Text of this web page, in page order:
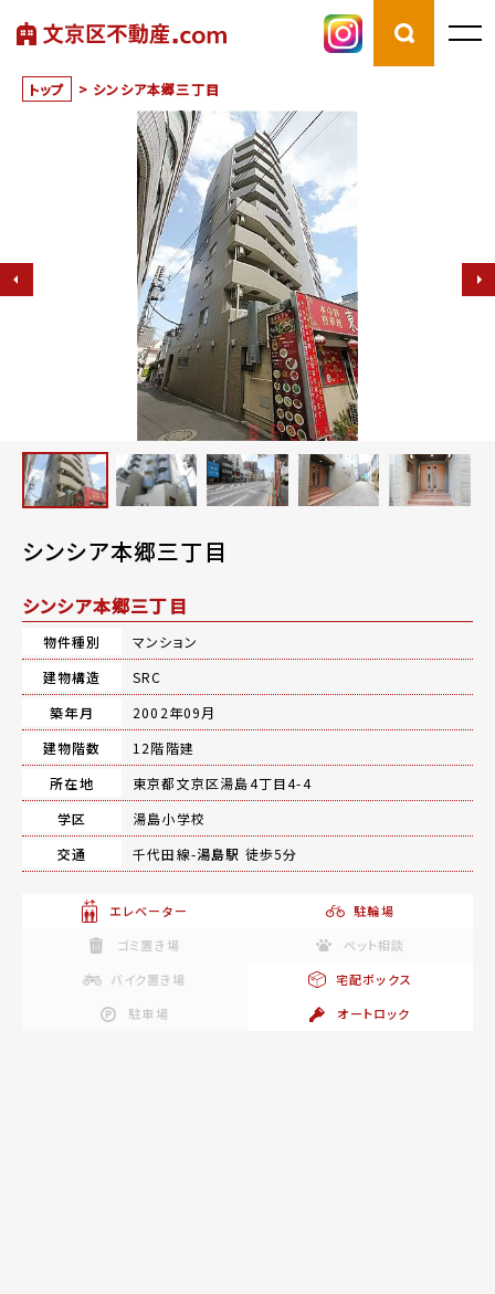
トップ > シンシア本郷三丁目
シンシア本郷三丁目
シンシア本郷三丁目
物件種別
マンション
建物構造
SRC
築年月
2002年09月
建物階数
12階階建
所在地
東京都文京区湯島4丁目4-4
学区
湯島小学校
交通
千代田線-湯島駅 徒歩5分
エレベーター
駐輪場
ゴミ置き場
ペット相談
バイク置き場
宅配ボックス
駐車場
オートロック